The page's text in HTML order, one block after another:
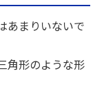
あまりいないで
角形のような形